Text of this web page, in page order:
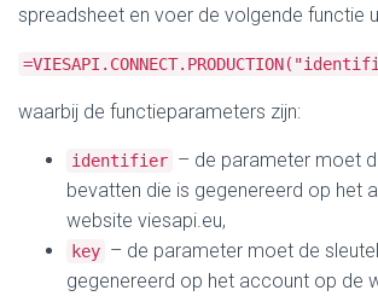
spreadsheet en voer de volgende functie
waarbij de functieparameters zijn:
identifier – de parameter moet
bevatten die is gegenereerd op het
website viesapi.eu,
key – de parameter moet de
gegenereerd op het account op de